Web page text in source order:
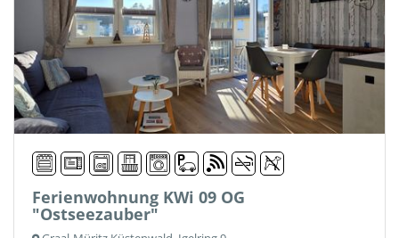
Ferienwohnung KWi 09 OG
"Ostseezauber"